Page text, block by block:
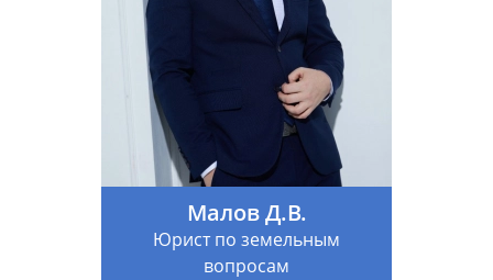
Малов Д.В.
Юрист по земельным
вопросам